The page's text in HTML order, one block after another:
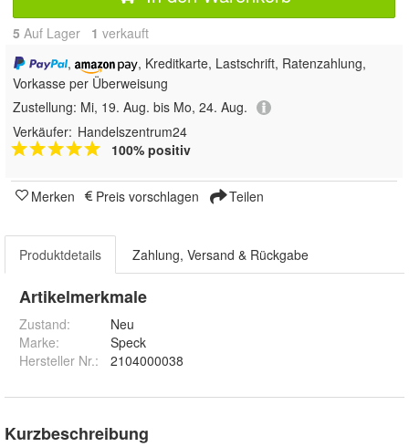
5 Auf Lager 1 verkauft
,
, Kreditkarte, Lastschrift, Ratenzahlung,
Vorkasse per Überweisung
Zustellung: Mi, 19. Aug. bis Mo, 24. Aug.
Verkäufer: Handelszentrum24
100% positiv
Merken Preis vorschlagen Teilen
Produktdetails Zahlung, Versand & Rückgabe
Artikelmerkmale
Zustand:
Neu
Marke:
Speck
Hersteller Nr.:
2104000038
Kurzbeschreibung